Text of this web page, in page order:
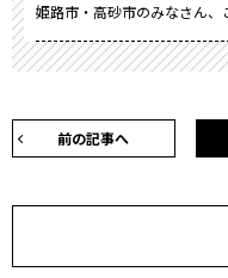
姫路市・高砂市のみなさん
前の記事へ